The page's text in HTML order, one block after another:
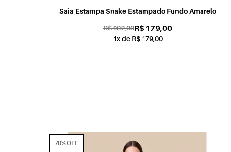
Saia Estampa Snake Estampado Fundo Amarelo
R$ 902,00R$ 179,00
1x de R$ 179,00
70% OFF